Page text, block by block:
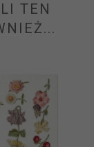
TEN